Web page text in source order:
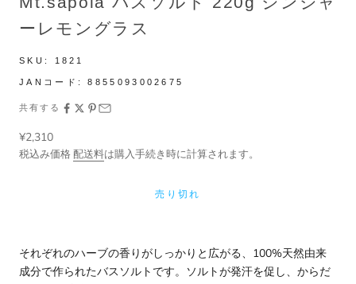
ーレモングラス
SKU: 1821
JANコード:8855093002675
共有する
セール価格
¥2,310
税込み価格配送料は購入手続き時に計算されます。
売り切れ
それぞれのハーブの香りがしっかりと広がる、100%天然由来
成分で作られたバスソルトです。ソルトが発汗を促し、からだ